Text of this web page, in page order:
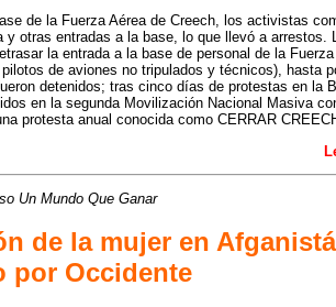
de la Fuerza Aérea de Creech, los activistas
y otras entradas a la base, lo que llevó a arrestos.
la entrada a la base de personal de la
de aviones no tripulados y técnicos), hasta
detenidos; tras cinco días de protestas en la
en la segunda Movilización Nacional Masiva
protesta anual conocida como CERRAR
Un Mundo Que Ganar
de la mujer en
por Occidente